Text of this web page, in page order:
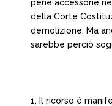
pene accessorie
della Corte
demolizione. Ma
sarebbe perciò
1. Il ricorso è